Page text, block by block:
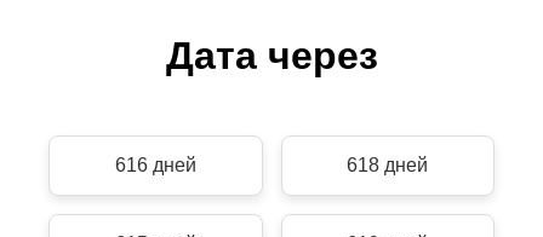
Дата через
616 дней 618 дней